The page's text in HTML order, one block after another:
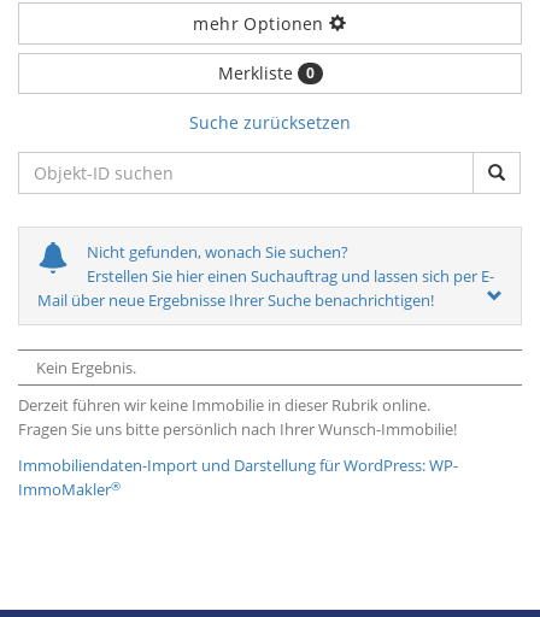
mehr Optionen
Merkliste 0
Suche zurücksetzen
Nicht gefunden, wonach Sie suchen?
Erstellen Sie hier einen Suchauftrag und lassen sich per E-
Mail über neue Ergebnisse Ihrer Suche benachrichtigen!
Kein Ergebnis.
Derzeit führen wir keine Immobilie in dieser Rubrik online.
Fragen Sie uns bitte persönlich nach Ihrer Wunsch-Immobilie!
Immobiliendaten-Import und Darstellung für WordPress: WP-
ImmoMakler®